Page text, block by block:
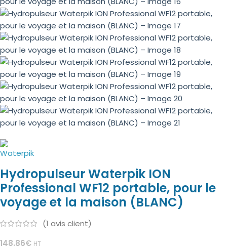
Hydropulseur Waterpik ION
Professional WF12 portable, pour le
voyage et la maison (BLANC)
(1 avis client)
148.86€ HT